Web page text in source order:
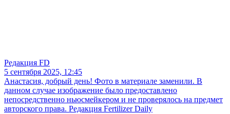
Редакция FD
5 сентября 2025, 12:45
Анастасия, добрый день! Фото в материале заменили. В
данном случае изображение было предоставлено
непосредственно ньюсмейкером и не проверялось на предмет
авторского права. Редакция Fertilizer Daily